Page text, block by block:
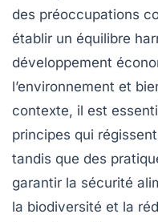
des préoccupations
établir un équilibre
développement
l’environnement et
contexte, il est
principes qui
tandis que des
garantir la sécurité
la biodiversité et la